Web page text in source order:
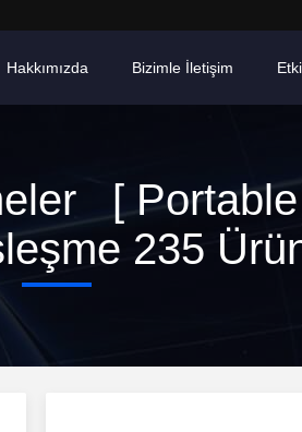
Hakkımızda Bizimle İletişim
[
235